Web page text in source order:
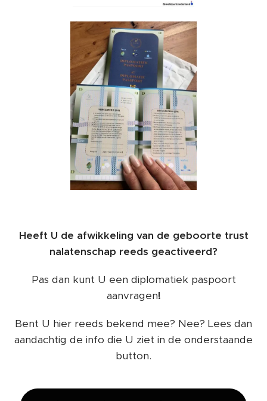
Heeft U de afwikkeling van de geboorte trust
nalatenschap reeds geactiveerd?
Pas dan kunt U een diplomatiek paspoort
aanvragen!
Bent U hier reeds bekend mee? Nee? Lees dan
aandachtig de info die U ziet in de onderstaande
button.